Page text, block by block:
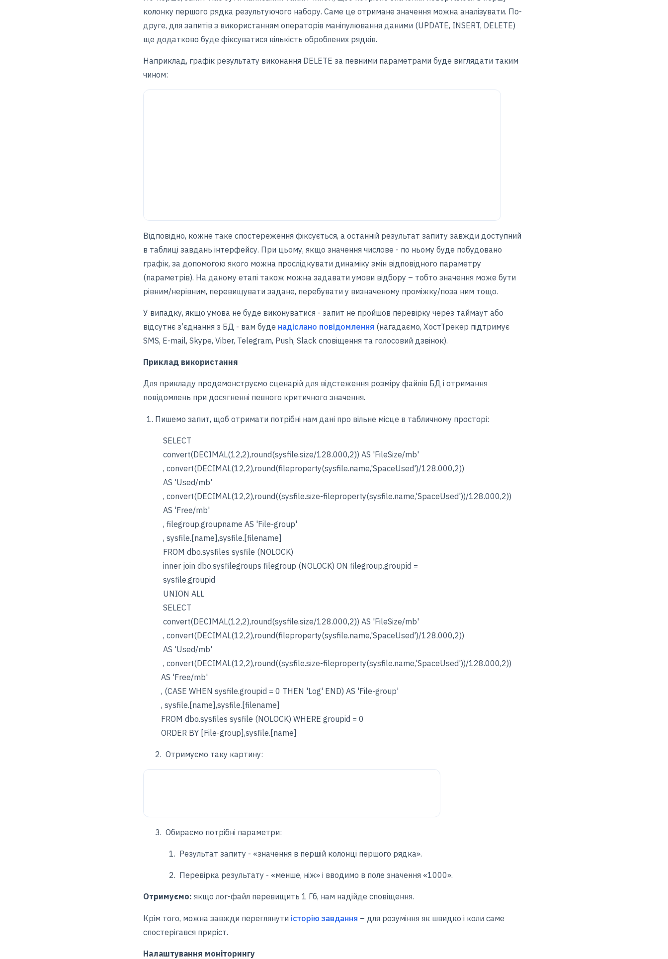
колонку першого рядка результуючого набору. Саме це отримане значення можна аналізувати. По-
друге, для запитів з використанням операторів маніпулювання даними (UPDATE, INSERT, DELETE)
ще додатково буде фіксуватися кількість оброблених рядків.
Наприклад, графік результату виконання DELETE за певними параметрами буде виглядати таким
чином:
Відповідно, кожне таке спостереження фіксується, а останній результат запиту завжди доступний
в таблиці завдань інтерфейсу. При цьому, якщо значення числове - по ньому буде побудовано
графік, за допомогою якого можна прослідкувати динаміку змін відповідного параметру
(параметрів). На даному етапі також можна задавати умови відбору – тобто значення може бути
рівним/нерівним, перевищувати задане, перебувати у визначеному проміжку/поза ним тощо.
У випадку, якщо умова не буде виконуватися - запит не пройшов перевірку через таймаут або
відсутнє з’єднання з БД - вам буде надіслано повідомлення (нагадаємо, ХостТрекер підтримує
SMS, E-mail, Skype, Viber, Telegram, Push, Slack сповіщення та голосовий дзвінок).
Приклад використання
Для прикладу продемонструємо сценарій для відстеження розміру файлів БД і отримання
повідомлень при досягненні певного критичного значення.
Пишемо запит, щоб отримати потрібні нам дані про вільне місце в табличному просторі:
SELECT
convert(DECIMAL(12,2),round(sysfile.size/128.000,2)) AS 'FileSize/mb'
, convert(DECIMAL(12,2),round(fileproperty(sysfile.name,'SpaceUsed')/128.000,2))
AS 'Used/mb'
, convert(DECIMAL(12,2),round((sysfile.size-fileproperty(sysfile.name,'SpaceUsed'))/128.000,2))
AS 'Free/mb'
, filegroup.groupname AS 'File-group'
, sysfile.[name],sysfile.[filename]
FROM dbo.sysfiles sysfile (NOLOCK)
inner join dbo.sysfilegroups filegroup (NOLOCK) ON filegroup.groupid =
sysfile.groupid
UNION ALL
SELECT
convert(DECIMAL(12,2),round(sysfile.size/128.000,2)) AS 'FileSize/mb'
, convert(DECIMAL(12,2),round(fileproperty(sysfile.name,'SpaceUsed')/128.000,2))
AS 'Used/mb'
, convert(DECIMAL(12,2),round((sysfile.size-fileproperty(sysfile.name,'SpaceUsed'))/128.000,2))
AS 'Free/mb'
, (CASE WHEN sysfile.groupid = 0 THEN 'Log' END) AS 'File-group'
, sysfile.[name],sysfile.[filename]
FROM dbo.sysfiles sysfile (NOLOCK) WHERE groupid = 0
ORDER BY [File-group],sysfile.[name]
2. Отримуємо таку картину:
3. Обираємо потрібні параметри:
1. Результат запиту - «значення в першій колонці першого рядка».
2. Перевірка результату - «менше, ніж» і вводимо в поле значення «1000».
Отримуємо: якщо лог-файл перевищить 1 Гб, нам надійде сповіщення.
Крім того, можна завжди переглянути історію завдання – для розуміння як швидко і коли саме
спостерігався приріст.
Налаштування моніторингу